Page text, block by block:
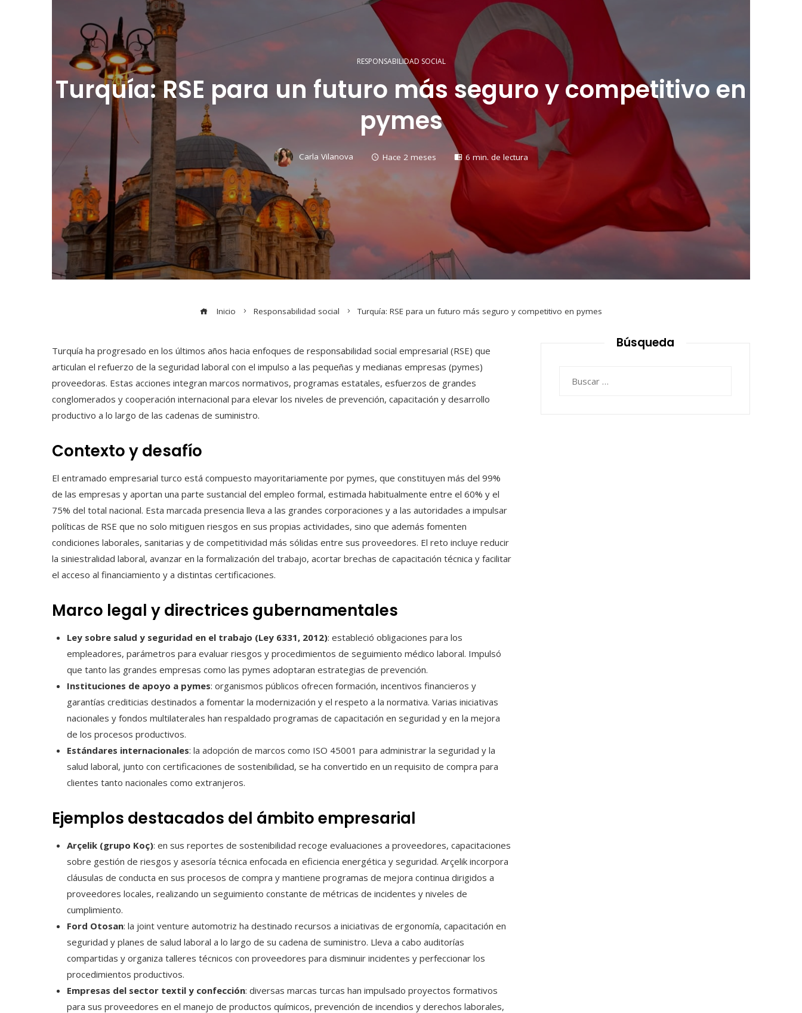
RESPONSABILIDAD SOCIAL
Turquía: RSE para un futuro más seguro y competitivo en
pymes
Carla Vilanova Hace 2 meses 6 min. de lectura
Inicio Responsabilidad social Turquía: RSE para un futuro más seguro y competitivo en pymes
Turquía ha progresado en los últimos años hacia enfoques de responsabilidad social empresarial (RSE) que
articulan el refuerzo de la seguridad laboral con el impulso a las pequeñas y medianas empresas (pymes)
proveedoras. Estas acciones integran marcos normativos, programas estatales, esfuerzos de grandes
conglomerados y cooperación internacional para elevar los niveles de prevención, capacitación y desarrollo
productivo a lo largo de las cadenas de suministro.
Contexto y desafío
El entramado empresarial turco está compuesto mayoritariamente por pymes, que constituyen más del 99%
de las empresas y aportan una parte sustancial del empleo formal, estimada habitualmente entre el 60% y el
75% del total nacional. Esta marcada presencia lleva a las grandes corporaciones y a las autoridades a impulsar
políticas de RSE que no solo mitiguen riesgos en sus propias actividades, sino que además fomenten
condiciones laborales, sanitarias y de competitividad más sólidas entre sus proveedores. El reto incluye reducir
la siniestralidad laboral, avanzar en la formalización del trabajo, acortar brechas de capacitación técnica y facilitar
el acceso al financiamiento y a distintas certificaciones.
Marco legal y directrices gubernamentales
Ley sobre salud y seguridad en el trabajo (Ley 6331, 2012): estableció obligaciones para los
empleadores, parámetros para evaluar riesgos y procedimientos de seguimiento médico laboral. Impulsó
que tanto las grandes empresas como las pymes adoptaran estrategias de prevención.
Instituciones de apoyo a pymes: organismos públicos ofrecen formación, incentivos financieros y
garantías crediticias destinados a fomentar la modernización y el respeto a la normativa. Varias iniciativas
nacionales y fondos multilaterales han respaldado programas de capacitación en seguridad y en la mejora
de los procesos productivos.
Estándares internacionales: la adopción de marcos como ISO 45001 para administrar la seguridad y la
salud laboral, junto con certificaciones de sostenibilidad, se ha convertido en un requisito de compra para
clientes tanto nacionales como extranjeros.
Ejemplos destacados del ámbito empresarial
Arçelik (grupo Koç): en sus reportes de sostenibilidad recoge evaluaciones a proveedores, capacitaciones
sobre gestión de riesgos y asesoría técnica enfocada en eficiencia energética y seguridad. Arçelik incorpora
cláusulas de conducta en sus procesos de compra y mantiene programas de mejora continua dirigidos a
proveedores locales, realizando un seguimiento constante de métricas de incidentes y niveles de
cumplimiento.
Ford Otosan: la joint venture automotriz ha destinado recursos a iniciativas de ergonomía, capacitación en
seguridad y planes de salud laboral a lo largo de su cadena de suministro. Lleva a cabo auditorías
compartidas y organiza talleres técnicos con proveedores para disminuir incidentes y perfeccionar los
procedimientos productivos.
Empresas del sector textil y confección: diversas marcas turcas han impulsado proyectos formativos
para sus proveedores en el manejo de productos químicos, prevención de incendios y derechos laborales,
Búsqueda